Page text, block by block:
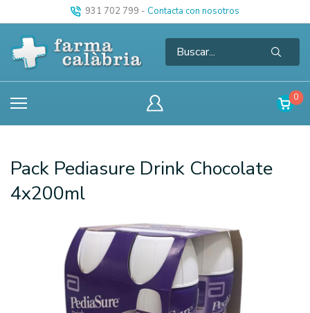
931 702 799 - Contacta con nosotros
0
Pack Pediasure Drink Chocolate
4x200ml